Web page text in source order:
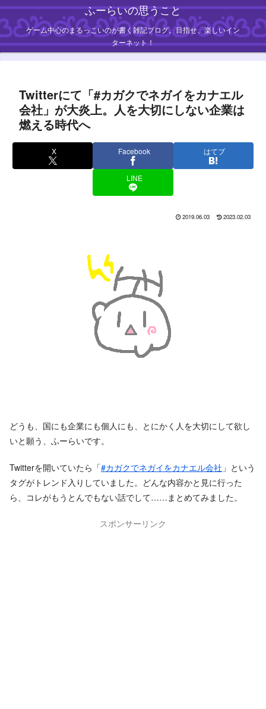
ふーらいの思うこと
ゲーム中心のまるっこいのが書く雑記ブログ。目指せ、楽しいイン
ターネット！
Twitterにて「#カガクでネガイをカナエル
会社」が大炎上。人を大切にしない企業は
燃える時代へ
X Facebook はてブ
LINE
2019.06.03 2023.02.03
どうも、国にも企業にも個人にも、とにかく人を大切にして欲し
いと願う、ふーらいです。
Twitterを開いていたら「#カガクでネガイをカナエル会社 」という
タグがトレンド入りしていました。どんな内容かと見に行った
ら、コレがもうとんでもない話でして……まとめてみました。
スポンサーリンク